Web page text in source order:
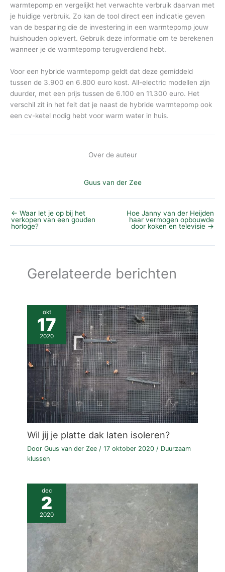
warmtepomp en vergelijkt het verwachte verbruik daarvan met
je huidige verbruik. Zo kan de tool direct een indicatie geven
van de besparing die de investering in een warmtepomp jouw
huishouden oplevert. Gebruik deze informatie om te berekenen
wanneer je de warmtepomp terugverdiend hebt.
Voor een hybride warmtepomp geldt dat deze gemiddeld
tussen de 3.900 en 6.800 euro kost. All-electric modellen zijn
duurder, met een prijs tussen de 6.100 en 11.300 euro. Het
verschil zit in het feit dat je naast de hybride warmtepomp ook
een cv-ketel nodig hebt voor warm water in huis.
Over de auteur
Guus van der Zee
← Waar let je op bij het
verkopen van een gouden
horloge?
Hoe Janny van der Heijden
haar vermogen opbouwde
door koken en televisie →
Gerelateerde berichten
okt
17
2020
Wil jij je platte dak laten isoleren?
DoorGuus van der Zee/17 oktober 2020/ Duurzaam
klussen
dec
2
2020